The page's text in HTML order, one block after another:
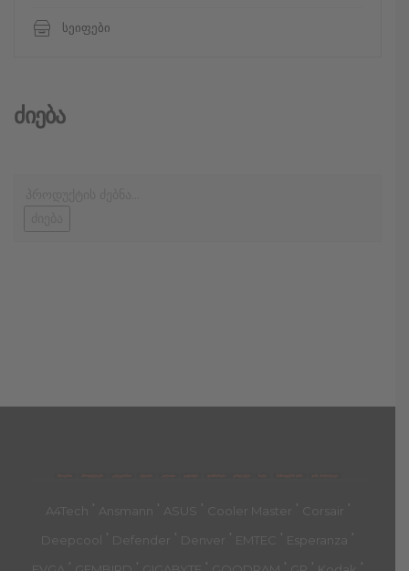
სეიფები
Ძიება
მთავარი კალათა
A4Tech ' Ansmann ' ASUS ' Cooler Master ' Corsair '
Deepcool ' Defender ' Denver ' EMTEC ' Esperanza '